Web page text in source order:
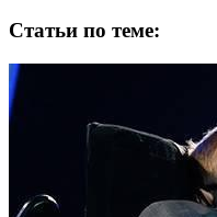
Статьи по теме: